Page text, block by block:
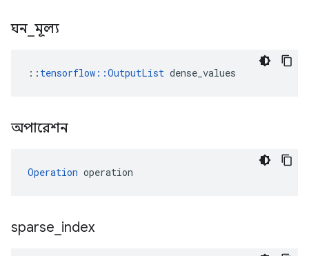
ঘন মূল্য
:: tensorflow::OutputList dense_values
অপারেশন
Operation operation
sparse index